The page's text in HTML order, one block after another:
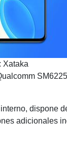
Xataka
dispone
adicionales